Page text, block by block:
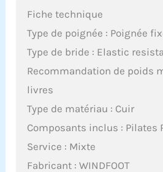
Fiche technique
Type de poignée : Poignée
Type de bride : Elastic
Recommandation de poids
livres
Type de matériau : Cuir
Composants inclus : Pilates
Service : Mixte
Fabricant : WINDFOOT